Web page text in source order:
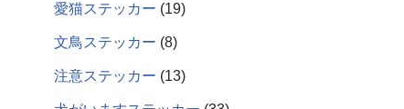
愛猫ステッカー 19
文鳥ステッカー 8
注意ステッカー 13